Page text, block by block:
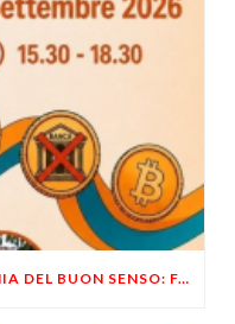
LIBERTÀ, PRIVACY ED ECONOMIA DEL BUON SENSO: FACCO E MUSUMECI A CASALECCHIO DI RENO (BO)